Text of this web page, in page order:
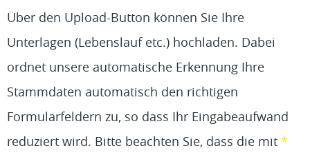
Über den Upload-Button können Sie Ihre
Unterlagen (Lebenslauf etc.) hochladen. Dabei
ordnet unsere automatische Erkennung Ihre
Stammdaten automatisch den richtigen
Formularfeldern zu, so dass Ihr Eingabeaufwand
reduziert wird. Bitte beachten Sie, dass die mit *